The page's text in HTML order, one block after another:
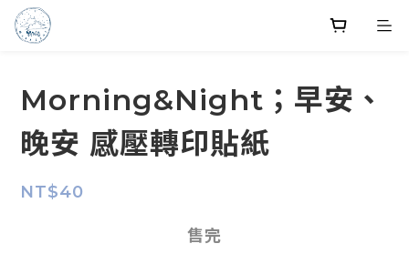
Morning&Night；早安、
晚安 感壓轉印貼紙
NT$40
售完